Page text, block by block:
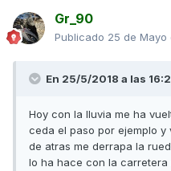
Gr_90
Publicado 25 de Mayo
En 25/5/2018 a las
Hoy con la lluvia me ha
ceda el paso por ejemplo y
de atras me derrapa la
lo ha hace con la carretera